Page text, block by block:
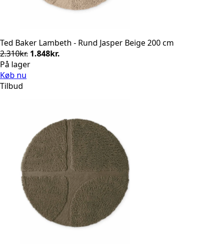
Ted Baker Lambeth - Rund Jasper Beige 200 cm
2.310kr. Den
oprindelige
1.848kr.
På lager
Køb nu
Tilbud